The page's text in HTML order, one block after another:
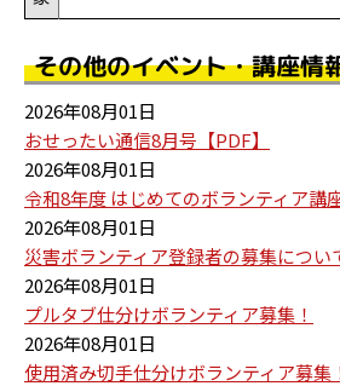
その他のイベント・講座
2026年08月01日
おせったい通信8月号【PDF】
2026年08月01日
令和8年度 はじめてのボランティア講
2026年08月01日
災害ボランティア登録者の募集につい
2026年08月01日
プルタブ仕分けボランティア募集！
2026年08月01日
使用済み切手仕分けボランティア募集